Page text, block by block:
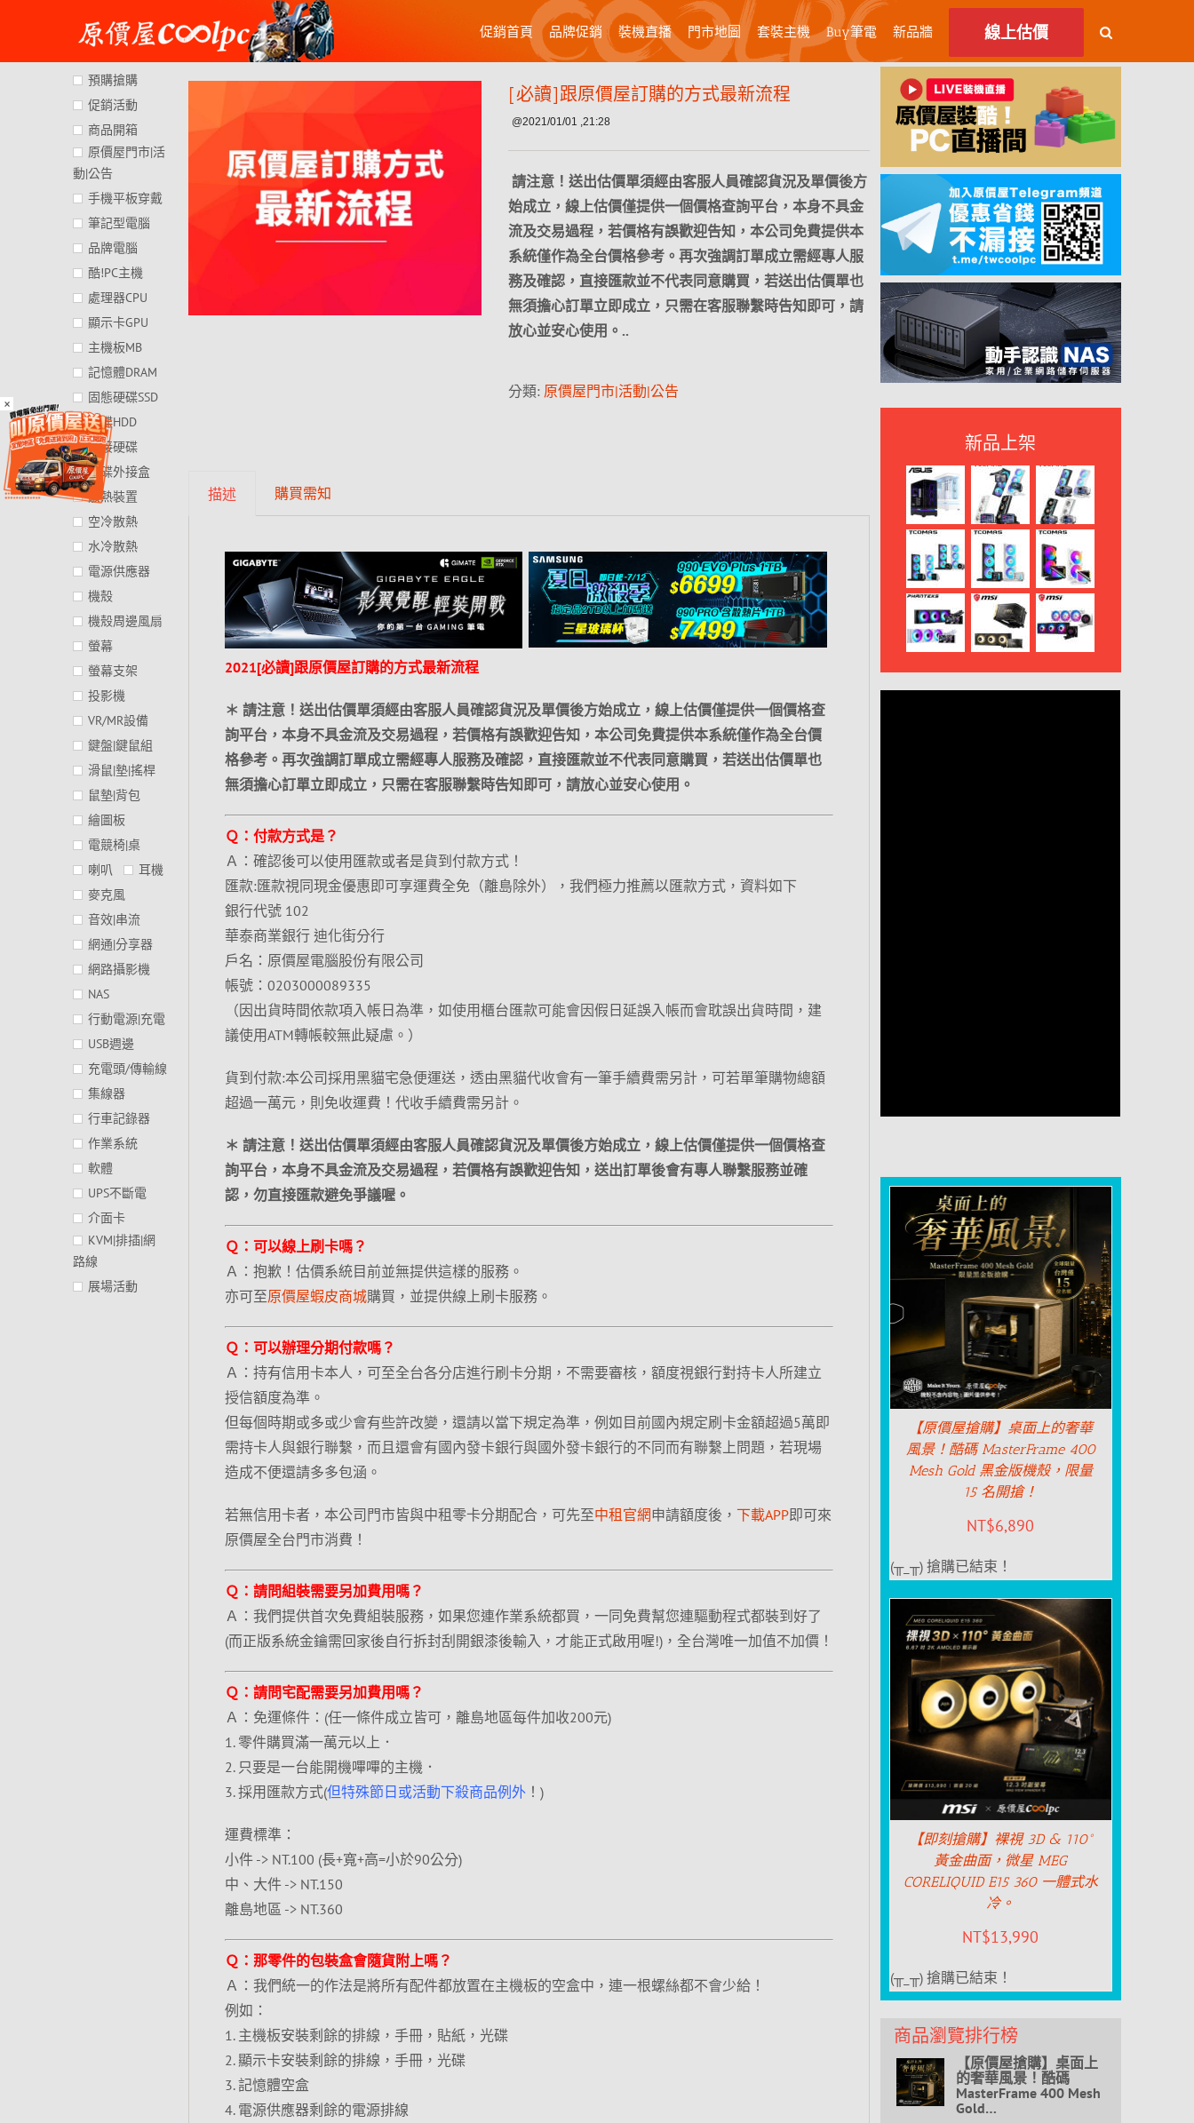
×
content
促銷首頁 品牌促銷 裝機直播 門市地圖 套裝主機 Buy筆電 新品牆 線上估價
[必讀]跟原價屋訂購的方式最新流程
@2021/01/01 ,21:28
請注意！送出估價單須經由客服人員確認貨況及單價後方
始成立，線上估價僅提供一個價格查詢平台，本身不具金
流及交易過程，若價格有誤歡迎告知，本公司免費提供本
系統僅作為全台價格參考。再次強調訂單成立需經專人服
務及確認，直接匯款並不代表同意購買，若送出估價單也
無須擔心訂單立即成立，只需在客服聯繫時告知即可，請
放心並安心使用。..
分類: 原價屋門市|活動|公告
描述 購買需知
2021[必讀]跟原價屋訂購的方式最新流程
＊ 請注意！送出估價單須經由客服人員確認貨況及單價後方始成立，線上估價僅提供一個價格查
詢平台，本身不具金流及交易過程，若價格有誤歡迎告知，本公司免費提供本系統僅作為全台價
格參考。再次強調訂單成立需經專人服務及確認，直接匯款並不代表同意購買，若送出估價單也
無須擔心訂單立即成立，只需在客服聯繫時告知即可，請放心並安心使用。
Ｑ：付款方式是？
Ａ：確認後可以使用匯款或者是貨到付款方式！
匯款:匯款視同現金優惠即可享運費全免（離島除外），我們極力推薦以匯款方式，資料如下
銀行代號 102
華泰商業銀行 迪化街分行
戶名：原價屋電腦股份有限公司
帳號：0203000089335
（因出貨時間依款項入帳日為準，如使用櫃台匯款可能會因假日延誤入帳而會耽誤出貨時間，建
議使用ATM轉帳較無此疑慮。）
貨到付款:本公司採用黑貓宅急便運送，透由黑貓代收會有一筆手續費需另計，可若單筆購物總額
超過一萬元，則免收運費！代收手續費需另計。
＊ 請注意！送出估價單須經由客服人員確認貨況及單價後方始成立，線上估價僅提供一個價格查
詢平台，本身不具金流及交易過程，若價格有誤歡迎告知，送出訂單後會有專人聯繫服務並確
認，勿直接匯款避免爭議喔。
Ｑ：可以線上刷卡嗎？
Ａ：抱歉！估價系統目前並無提供這樣的服務。
亦可至原價屋蝦皮商城購買，並提供線上刷卡服務。
Ｑ：可以辦理分期付款嗎？
Ａ：持有信用卡本人，可至全台各分店進行刷卡分期，不需要審核，額度視銀行對持卡人所建立
授信額度為準。
但每個時期或多或少會有些許改變，還請以當下規定為準，例如目前國內規定刷卡金額超過5萬即
需持卡人與銀行聯繫，而且還會有國內發卡銀行與國外發卡銀行的不同而有聯繫上問題，若現場
造成不便還請多多包涵。
若無信用卡者，本公司門市皆與中租零卡分期配合，可先至中租官網申請額度後， 下載APP即可來
原價屋全台門市消費！
Ｑ：請問組裝需要另加費用嗎？
Ａ：我們提供首次免費組裝服務，如果您連作業系統都買，一同免費幫您連驅動程式都裝到好了
(而正版系統金鑰需回家後自行拆封刮開銀漆後輸入，才能正式啟用喔!)，全台灣唯一加值不加價！
Ｑ：請問宅配需要另加費用嗎？
Ａ：免運條件：(任一條件成立皆可，離島地區每件加收200元)
1. 零件購買滿一萬元以上．
2. 只要是一台能開機嗶嗶的主機．
3. 採用匯款方式(但特殊節日或活動下殺商品例外！)
運費標準：
小件 -> NT.100 (長+寬+高=小於90公分)
中、大件 -> NT.150
離島地區 -> NT.360
Ｑ：那零件的包裝盒會隨貨附上嗎？
Ａ：我們統一的作法是將所有配件都放置在主機板的空盒中，連一根螺絲都不會少給！
例如：
1. 主機板安裝剩餘的排線，手冊，貼紙，光碟
2. 顯示卡安裝剩餘的排線，手冊，光碟
3. 記憶體空盒
4. 電源供應器剩餘的電源排線
預購搶購
促銷活動
商品開箱
原價屋門市|活
動|公告
手機平板穿戴
筆記型電腦
品牌電腦
酷!PC主機
處理器CPU
顯示卡GPU
主機板MB
記憶體DRAM
固態硬碟SSD
硬碟HDD
外接硬碟
硬碟外接盒
散熱裝置
空冷散熱
水冷散熱
電源供應器
機殼
機殼周邊風扇
螢幕
螢幕支架
投影機
VR/MR設備
鍵盤|鍵鼠組
滑鼠|墊|搖桿
鼠墊|背包
繪圖板
電競椅|桌
喇叭
耳機
麥克風
音效|串流
網通|分享器
網路攝影機
NAS
行動電源|充電
USB週邊
充電頭/傳輸線
集線器
行車記錄器
作業系統
軟體
UPS不斷電
介面卡
KVM|排插|網
路線
展場活動
新品上架
【原價屋搶購】桌面上的奢華
風景！酷碼 MasterFrame 400
Mesh Gold 黑金版機殼，限量
15 名開搶！
NT$6,890
(╥_╥) 搶購已結束！
【即刻搶購】裸視 3D & 110°
黃金曲面，微星 MEG
CORELIQUID E15 360 一體式水
冷。
NT$13,990
(╥_╥) 搶購已結束！
商品瀏覽排行榜
【原價屋搶購】桌面上
的奢華風景！酷碼
MasterFrame 400 Mesh
Gold…